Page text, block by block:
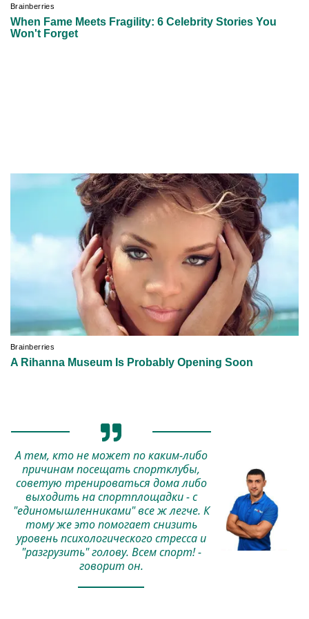
А тем, кто не может по каким-либо
причинам посещать спортклубы,
советую тренироваться дома либо
выходить на спортплощадки - с
"единомышленниками" все ж легче. К
тому же это помогает снизить
уровень психологического стресса и
"разгрузить" голову. Всем спорт! -
говорит он.